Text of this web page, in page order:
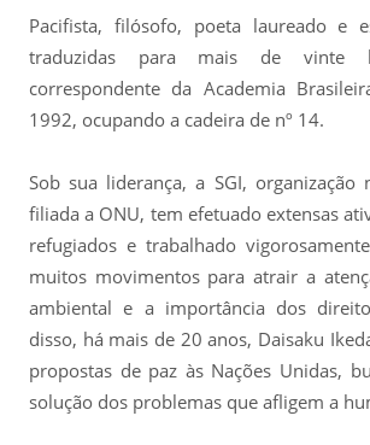
Pacifista, filósofo, poeta laureado e
traduzidas para mais de vinte
correspondente da Academia
1992, ocupando a cadeira de nº 14.
Sob sua liderança, a SGI, organização
filiada a ONU, tem efetuado extensas
refugiados e trabalhado
muitos movimentos para atrair a
ambiental e a importância dos
disso, há mais de 20 anos, Daisaku
propostas de paz às Nações Unidas,
solução dos problemas que afligem a